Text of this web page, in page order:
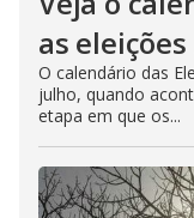
as
O calendário das
julho, quando
etapa em que os...